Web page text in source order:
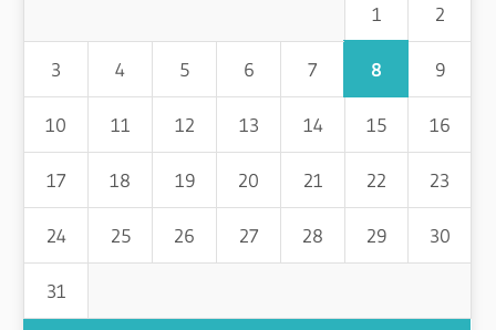
1 2
3 4 5 6 7 8 9
10 11 12 13 14 15 16
17 18 19 20 21 22 23
24 25 26 27 28 29 30
31